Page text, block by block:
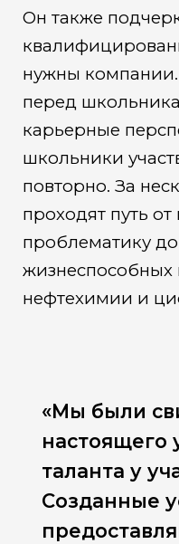
Он также
нужны
перед
карьерные
школьники
повторно. За
проходят путь
проблематику
жизнеспособных
нефтехимии и
«Мы были
настоящего
таланта у
Созданные